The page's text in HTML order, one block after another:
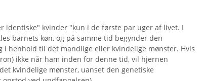
identiske" kvinder "kun i de første par uger af livet. I
barnets køn, og på samme tid begynder den
i henhold til det mandlige eller kvindelige mønster. Hvis
ikke når ham inden for denne tid, vil hjernen
kvindelige mønster, uanset den genetiske